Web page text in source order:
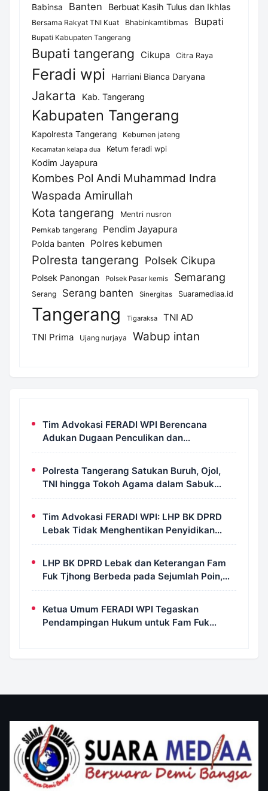
Babinsa Banten Berbuat Kasih Tulus dan Ikhlas
Bersama Rakyat TNI Kuat Bhabinkamtibmas Bupati
Bupati Kabupaten Tangerang
Bupati tangerang Cikupa Citra Raya
Feradi wpi Harriani Bianca Daryana
Jakarta Kab. Tangerang
Kabupaten Tangerang
Kapolresta Tangerang Kebumen jateng
Kecamatan kelapa dua Ketum feradi wpi
Kodim Jayapura
Kombes Pol Andi Muhammad Indra
Waspada Amirullah
Kota tangerang
Mentri nusron
Pemkab tangerang
Pendim Jayapura
Polda banten Polres kebumen
Polresta tangerang Polsek Cikupa
Polsek Panongan Polsek Pasar kemis Semarang
Serang Serang banten Sinergitas Suaramediaa.id
Tangerang Tigaraksa
TNI AD
TNI Prima
Ujang nurjaya Wabup intan
Tim Advokasi FERADI WPI Berencana
Adukan Dugaan Penculikan dan
Pengeroyokan terhadap UUN ke Komisi III
Polresta Tangerang Satukan Buruh, Ojol,
TNI hingga Tokoh Agama dalam Sabuk
Kamtibmas
Tim Advokasi FERADI WPI: LHP BK DPRD
Lebak Tidak Menghentikan Penyidikan
Perkara Fam Fuk Tjhong Alias Pak Uun
LHP BK DPRD Lebak dan Keterangan Fam
Fuk Tjhong Berbeda pada Sejumlah Poin,
Revan FERADI WPI: Proses Pembuktian
Ketua Umum FERADI WPI Tegaskan
Pendampingan Hukum untuk Fam Fuk